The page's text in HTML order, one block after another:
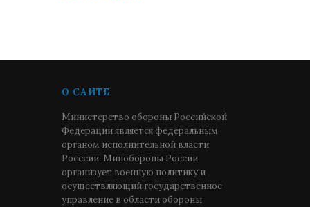
О САЙТЕ
Министерство обороны Российской
Федерации является федеральным
органом исполнительной власти
Росссии. Минобороны России
организует военную политику и
осуществляющий государственное
управление в области обороны